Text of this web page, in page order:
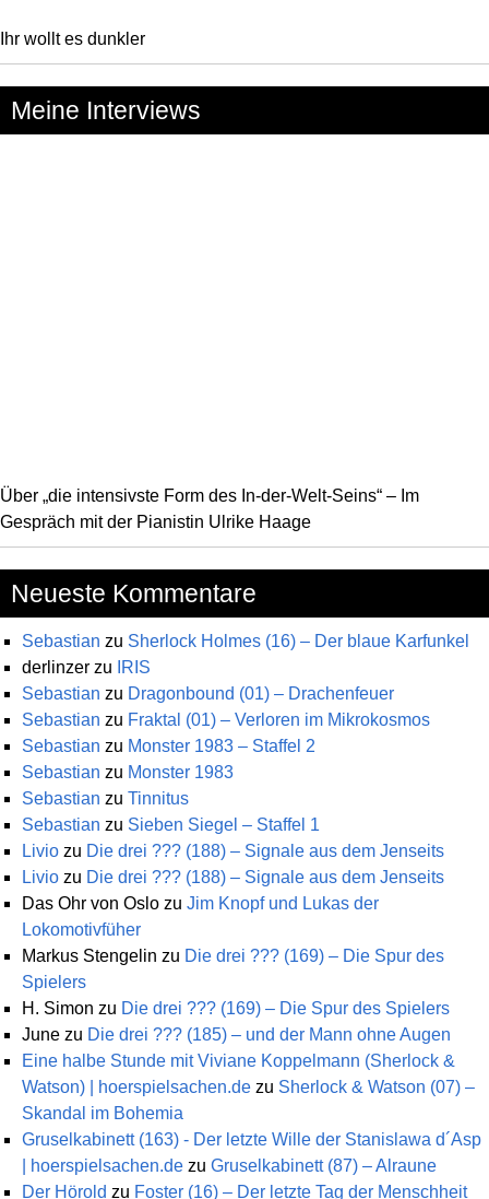
Ihr wollt es dunkler
Meine Interviews
Über „die intensivste Form des In-der-Welt-Seins“ – Im
Gespräch mit der Pianistin Ulrike Haage
Neueste Kommentare
Sebastian zu Sherlock Holmes (16) – Der blaue Karfunkel
derlinzer zu
IRIS
Sebastian zu Dragonbound (01) – Drachenfeuer
Sebastian zu Fraktal (01) – Verloren im Mikrokosmos
Sebastian zu Monster 1983 – Staffel 2
Sebastian zu Monster 1983
Sebastian zu Tinnitus
Sebastian zu Sieben Siegel – Staffel 1
Livio zu Die drei ??? (188) – Signale aus dem Jenseits
Livio zu Die drei ??? (188) – Signale aus dem Jenseits
Das Ohr von Oslo zu Jim Knopf und Lukas der
Lokomotivfüher
Markus Stengelin zu Die drei ??? (169) – Die Spur des
Spielers
H. Simon zu Die drei ??? (169) – Die Spur des Spielers
June zu Die drei ??? (185) – und der Mann ohne Augen
Eine halbe Stunde mit Viviane Koppelmann (Sherlock &
Watson) | hoerspielsachen.de zu Sherlock & Watson (07) –
Skandal im Bohemia
Gruselkabinett (163) - Der letzte Wille der Stanislawa d´Asp
| hoerspielsachen.de zu Gruselkabinett (87) – Alraune
Der Hörold zu Foster (16) – Der letzte Tag der Menschheit